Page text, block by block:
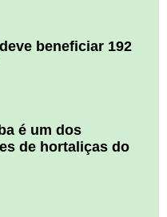
beneficiar 192
é um dos
de hortaliças do